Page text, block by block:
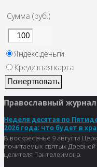
Сумма (руб.)
Яндекс.деньги
Кредитная карта
Православный
Неделя десятая по
2026 года: что будет в
В воскресенье 9 августа
почитаемых святых
целителя Пантелеимона.